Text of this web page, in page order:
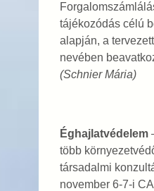
tájékozódás célú
alapján, a
nevében
(Schnier Mária)
Éghajlatvédelem
több
társadalmi
november 6-7-i